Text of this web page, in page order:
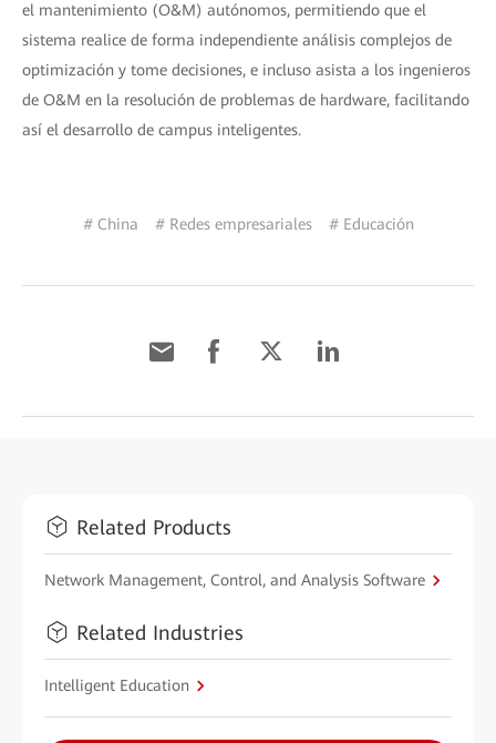
el mantenimiento (O&M) autónomos, permitiendo que el
sistema realice de forma independiente análisis complejos de
optimización y tome decisiones, e incluso asista a los ingenieros
de O&M en la resolución de problemas de hardware, facilitando
así el desarrollo de campus inteligentes.
# China # Redes empresariales # Educación
Related Products
Network Management, Control, and Analysis Software
Related Industries
Intelligent Education